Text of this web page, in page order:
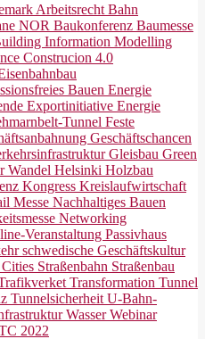
Arbeitsrecht Bahn
NOR Baukonferenz Baumesse
Information Modelling
Construcion 4.0
Bauen Energie
Exportinitiative Energie
Tunnel Feste
Geschäftschancen
Gleisbau Green
Wandel Helsinki Holzbau
Kongress Kreislaufwirtschaft
Messe Nachhaltiges Bauen
Networking
Veranstaltung Passivhaus
schwedische Geschäftskultur
Straßenbahn Straßenbau
Transformation Tunnel
Tunnelsicherheit U-Bahn-
WasserWebinar
2022